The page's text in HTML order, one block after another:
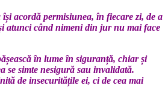
își acordă permisiunea, în fiecare zi, de a
atunci când nimeni din jur nu mai face
în lume în siguranță, chiar și
se simte nesigură sau invalidată.
de insecuritățile ei, ci de cea mai